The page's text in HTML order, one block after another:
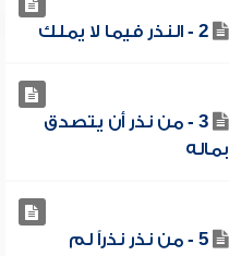
2 - النذر فيما لا يملك
3 - من نذر أن يتصدق
بماله
5 - من نذر نذراً لم